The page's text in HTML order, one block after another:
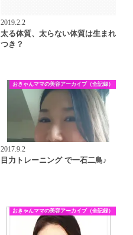
2019.2.2
太る体質、太らない体質は生まれ
つき？
おきゃんママの美容アーカイブ（全記録）
2017.9.2
目力トレーニング で一石二鳥♪
おきゃんママの美容アーカイブ（全記録）